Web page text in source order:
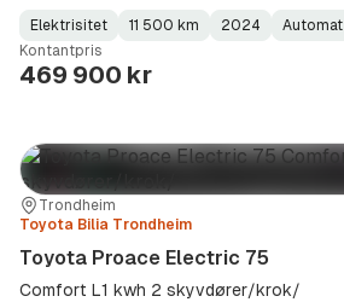
Fuel
Type:
Elektrisitet
Kilometerstand:
11 500 km
Model
Year:
2024
Gearbox
Type:
Automat
Kontantpris
469 900 kr
Sted:Trondheim
Forhandler:
Toyota Bilia Trondheim
Toyota Proace Electric 75
Comfort L1 kwh 2 skyvdører/krok/